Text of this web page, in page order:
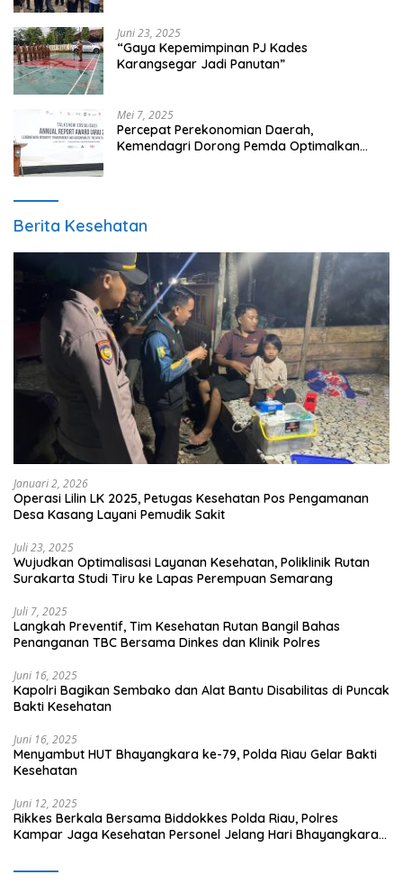
Juni 23, 2025
“Gaya Kepemimpinan PJ Kades
Karangsegar Jadi Panutan”
Mei 7, 2025
Percepat Perekonomian Daerah,
Kemendagri Dorong Pemda Optimalkan
Berita Kesehatan
Januari 2, 2026
Operasi Lilin LK 2025, Petugas Kesehatan Pos Pengamanan
Desa Kasang Layani Pemudik Sakit
Juli 23, 2025
Wujudkan Optimalisasi Layanan Kesehatan, Poliklinik Rutan
Surakarta Studi Tiru ke Lapas Perempuan Semarang
Juli 7, 2025
Langkah Preventif, Tim Kesehatan Rutan Bangil Bahas
Penanganan TBC Bersama Dinkes dan Klinik Polres
Juni 16, 2025
Kapolri Bagikan Sembako dan Alat Bantu Disabilitas di Puncak
Bakti Kesehatan
Juni 16, 2025
Menyambut HUT Bhayangkara ke-79, Polda Riau Gelar Bakti
Kesehatan
Juni 12, 2025
Rikkes Berkala Bersama Biddokkes Polda Riau, Polres
Kampar Jaga Kesehatan Personel Jelang Hari Bhayangkara